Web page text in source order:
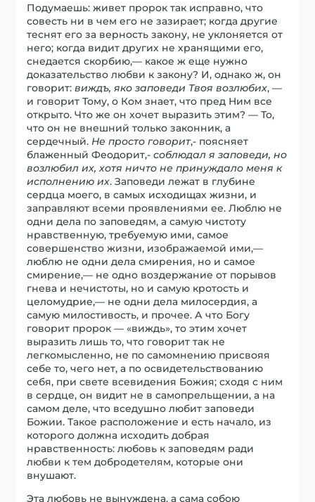
Подумаешь: живет пророк так исправно, что
совесть ни в чем его не зазирает; когда другие
теснят его за верность закону, не уклоняется от
него; когда видит других не хранящими его,
снедается скорбию,— какое ж еще нужно
доказательство любви к закону? И, однако ж, он
говорит:виждъ, яко заповеди Твоя возлюбих, —
и говорит Тому, о Ком знает, что пред Ним все
открыто. Что же он хочет выразить этим? — То,
что он не внешний только законник, а
сердечный. Не просто говорит,- поясняет
блаженный Феодорит,-соблюдал я заповеди, но
возлюбил их, хотя ничто не принуждало меня к
исполнению их. Заповеди лежат в глубине
сердца моего, в самых исходищах жизни, и
заправляют всеми проявлениями ее. Люблю не
одни дела по заповедям, а самую чистоту
нравственную, требуемую ими, самое
совершенство жизни, изображаемой ими,—
люблю не одни дела смирения, но и самое
смирение,— не одно воздержание от порывов
гнева и нечистоты, но и самую кротость и
целомудрие,— не одни дела милосердия, а
самую милостивость, и прочее. А что Богу
говорит пророк — «виждь», то этим хочет
выразить лишь то, что говорит так не
легкомысленно, не по самомнению присвояя
себе то, чего нет, а по освидетельствованию
себя, при свете всевидения Божия; сходя с ним
в сердце, он видит не в самопрельщении, а на
самом деле, что вседушно любит заповеди
Божии. Такое расположение и есть начало, из
которого должна исходить добрая
нравственность: любовь к заповедям ради
любви к тем добродетелям, которые они
внушают.
Эта любовь не вынуждена, а сама собою